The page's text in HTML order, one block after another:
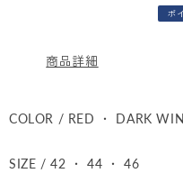
価 ポ
商品詳細
COLOR / RED ・ DARK
SIZE / 42 ・ 44 ・ 46